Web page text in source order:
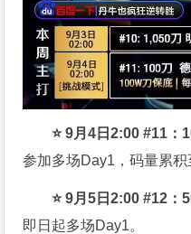
⭐ 9月4日2:00 #11：
参加多场Day1，码量累积
⭐ 9月5日2:00 #12：
即日起多场Day1。